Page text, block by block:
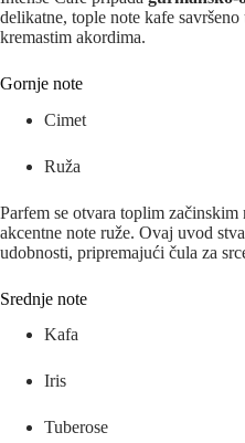
delikatne, tople note kafe
kremastim akordima.
Gornje note
Cimet
Ruža
Parfem se otvara toplim začinskim
akcentne note ruže. Ovaj uvod
udobnosti, pripremajući čula za
Srednje note
Kafa
Iris
Tuberose